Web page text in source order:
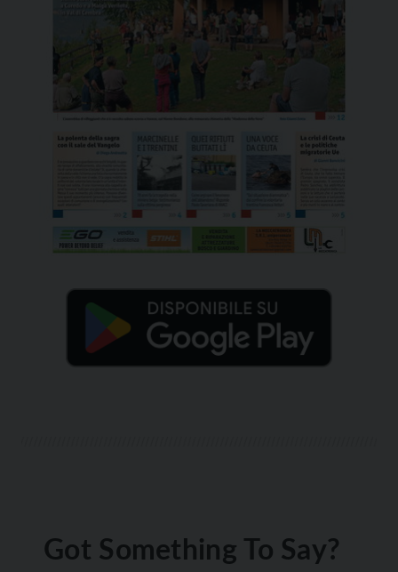
Got Something To Say?